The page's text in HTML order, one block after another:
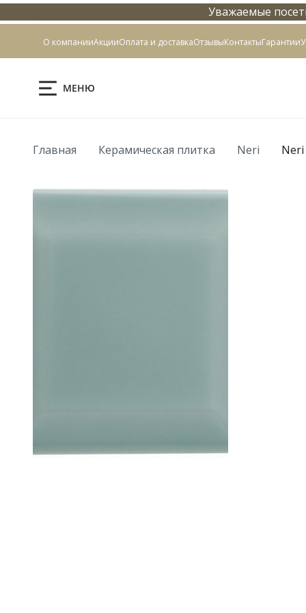
Контакты
Уважаемые
О компанииАкцииОплата и доставкаОтзывыКонтактыГарантии
МЕНЮ
Главная Керамическая плитка Neri Neri